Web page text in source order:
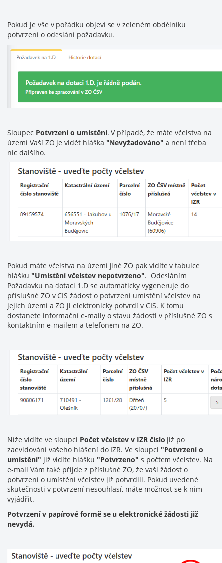
Pokud je vše v pořádku objeví se v zeleném obdélníku
potvrzení o odeslání požadavku.
Sloupec Potvrzení o umístění. V případě, že máte včelstva na
území Vaší ZO je vidět hláška "Nevyžadováno" a není třeba
nic dalšího.
Pokud máte včelstva na území jiné ZO pak vidíte v tabulce
hlášku "Umístění včelstev nepotvrzeno". Odesláním
Požadavku na dotaci 1.D se automaticky vygeneruje do
příslušné ZO v CIS žádost o potvrzení umístění včelstev na
jejich území a ZO ji elektronicky potvrdí v CIS. K tomu
dostanete informační e-maily o stavu žádosti v příslušné ZO s
kontaktním e-mailem a telefonem na ZO.
Níže vidíte ve sloupci Počet včelstev v IZR číslo již po
zaevidování vašeho hlášení do IZR. Ve sloupci "Potvrzení o
umístění" již vidíte hlášku "Potvrzeno" s počtem včelstev. Na
e-mail Vám také přijde z příslušné ZO, že vaši žádost o
potvrzení o umístění včelstev již potvrdili. Pokud uvedené
skutečnosti v potvrzení nesouhlasí, máte možnost se k nim
vyjádřit.
Potvrzení v papírové formě se u elektronické žádosti již
nevydá.